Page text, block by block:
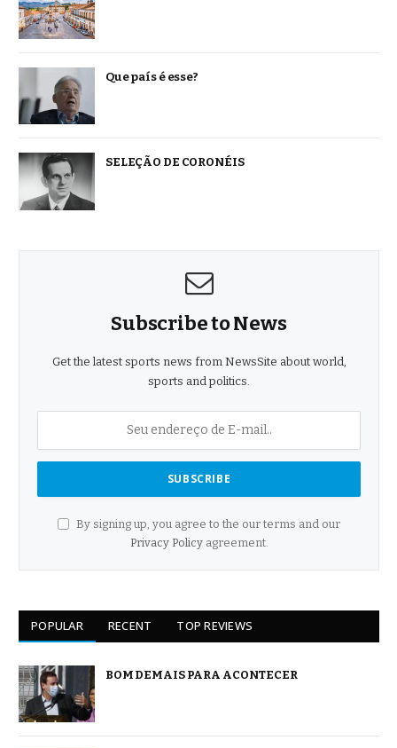
Que país é esse?
SELEÇÃO DE CORONÉIS
Subscribe to News
Get the latest sports news from NewsSite about world,
sports and politics.
By signing up, you agree to the our terms and our
Privacy Policyagreement.
POPULAR RECENT TOP REVIEWS
BOM DEMAIS PARA ACONTECER